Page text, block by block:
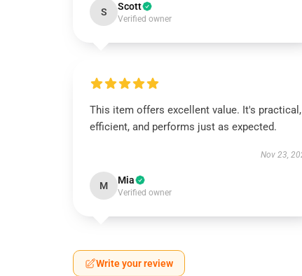
S Scott
Verified owner
This item offers excellent value. It's practical,
efficient, and performs just as expected.
Nov 23,
M Mia
Verified owner
Write your review